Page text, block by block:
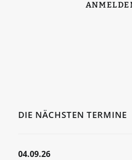
DIE NÄCHSTEN TERMINE
04.09.26